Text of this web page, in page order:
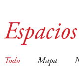
Todo Mapa